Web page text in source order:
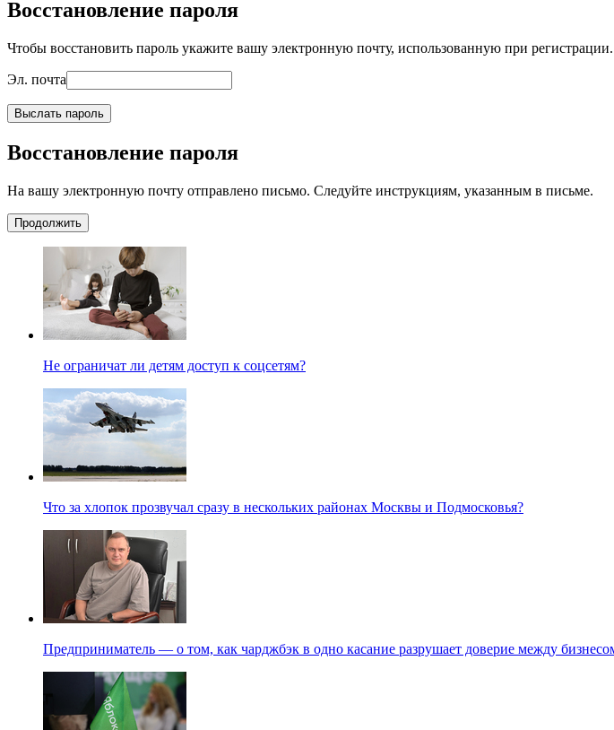
Восстановление пароля
Чтобы восстановить пароль укажите вашу электронную почту, использованную при
Эл. почта
Выслать пароль
Восстановление пароля
На вашу электронную почту отправлено письмо. Следуйте инструкциям, указанным в письме.
Продолжить
Не ограничат ли детям доступ к соцсетям?
Что за хлопок прозвучал сразу в нескольких районах Москвы и Подмосковья?
Предприниматель — о том, как чарджбэк в одно касание разрушает доверие между